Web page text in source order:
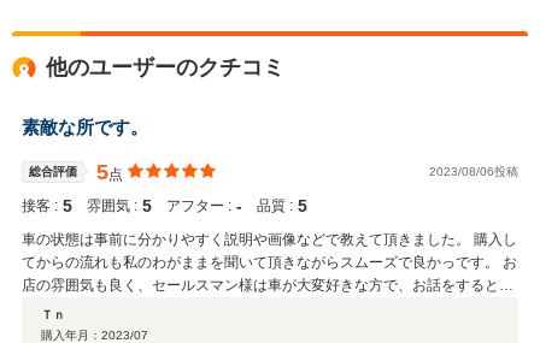
他のユーザーのクチコミ
素敵な所です。
総合評価 5点 2023/08/06投稿
接客 : 5 雰囲気 : 5 アフター : ‐ 品質 : 5
車の状態は事前に分かりやすく説明や画像などで教えて頂きました。 購入し
てからの流れも私のわがままを聞いて頂きながらスムーズで良かっです。 お
店の雰囲気も良く、セールスマン様は車が大変好きな方で、お話をすると互
いに大盛り上がりしてしまいます。
Ｔｎ
購入年月： 2023/07